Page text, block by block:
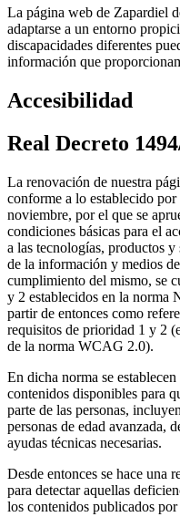
La página web de Zapardiel
adaptarse a un entorno
discapacidades diferentes
información que
Accesibilidad
Real Decreto
La renovación de nuestra
conforme a lo establecido
noviembre, por el que se
condiciones básicas para el
a las tecnologías, productos
de la información y medios
cumplimiento del mismo, se
y 2 establecidos en la norma
partir de entonces como
requisitos de prioridad 1 y 2
de la norma WCAG 2.0).
En dicha norma se
contenidos disponibles para
parte de las personas,
personas de edad avanzada,
ayudas técnicas necesarias.
Desde entonces se hace una
para detectar aquellas
los contenidos publicados